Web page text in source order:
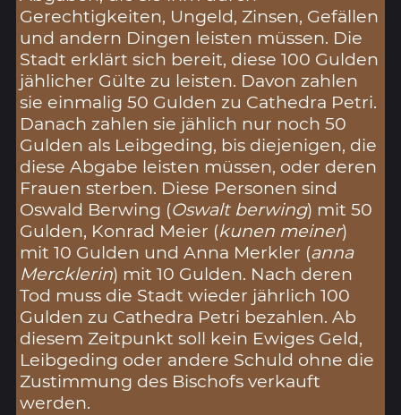
Gerechtigkeiten, Ungeld, Zinsen, Gefällen
und andern Dingen leisten müssen. Die
Stadt erklärt sich bereit, diese 100 Gulden
jählicher Gülte zu leisten. Davon zahlen
sie einmalig 50 Gulden zu Cathedra Petri.
Danach zahlen sie jählich nur noch 50
Gulden als Leibgeding, bis diejenigen, die
diese Abgabe leisten müssen, oder deren
Frauen sterben. Diese Personen sind
Oswald Berwing (Oswalt berwing) mit 50
Gulden, Konrad Meier (kunen meiner)
mit 10 Gulden und Anna Merkler (anna
Mercklerin) mit 10 Gulden. Nach deren
Tod muss die Stadt wieder jährlich 100
Gulden zu Cathedra Petri bezahlen. Ab
diesem Zeitpunkt soll kein Ewiges Geld,
Leibgeding oder andere Schuld ohne die
Zustimmung des Bischofs verkauft
werden.